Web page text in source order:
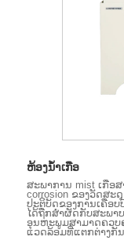
ຫ້ອງນ້ໍາເກືອ
ສະພາການ mist ເກືອ
corrosion ຂອງວັດສະ
ປະຕິບັດຂອງການເຄືອ
ໄດ້ຖືກສໍາຜັດກັບສະພາ
ອຸນຫະພູມສາມາດຄວບ
ແວດລ້ອມທີ່ແຕກຕ່າງກັ